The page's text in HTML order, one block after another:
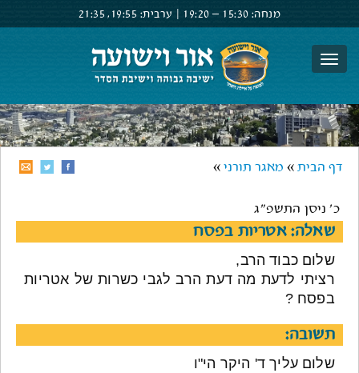
מנחה: 15:30 –
19:20 ערבית: 19:55,
21:35
דף הבית » מאגר תורני »
כ' ניסן התשפ"ג
שאלה: אטריות בפסח
שלום כבוד הרב,
רציתי לדעת מה דעת הרב לגבי כשרות של אטריות
בפסח ?
תשובה:
שלום עליך ד' היקר הי"ו